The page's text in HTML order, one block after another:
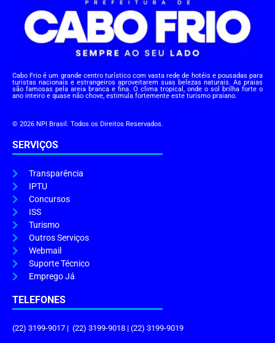
Cabo Frio é um grande centro turístico com vasta rede de hotéis e pousadas para
turistas nacionais e estrangeiros aproveitarem suas belezas naturais. As praias
são famosas pela areia branca e fina. O clima tropical, onde o sol brilha forte o
ano inteiro e quase não chove, estimula fortemente este turismo praiano.
© 2026 NPI Brasil. Todos os Direitos Reservados.
SERVIÇOS
Transparência
IPTU
Concursos
ISS
Turismo
Outros Serviços
Webmail
Suporte Técnico
Emprego Já
TELEFONES
(22) 3199-9017 | (22) 3199-9018 | (22) 3199-9019